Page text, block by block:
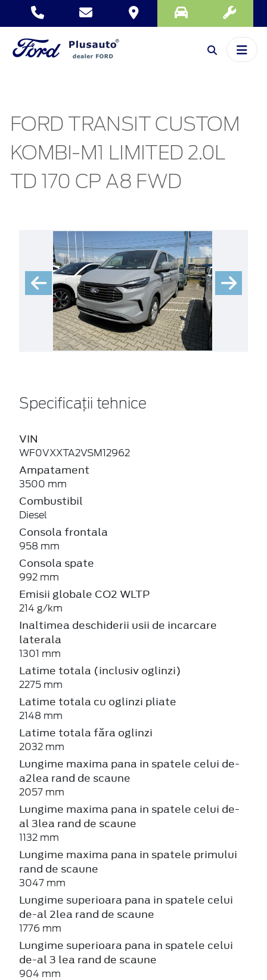
FORD TRANSIT CUSTOM
KOMBI-M1 LIMITED 2.0L
TD 170 CP A8 FWD
Specificații tehnice
VIN
WF0VXXTA2VSM12962
Ampatament
3500 mm
Combustibil
Diesel
Consola frontala
958 mm
Consola spate
992 mm
Emisii globale CO2 WLTP
214 g/km
Inaltimea deschiderii usii de incarcare
laterala
1301 mm
Latime totala (inclusiv oglinzi)
2275 mm
Latime totala cu oglinzi pliate
2148 mm
Latime totala făra oglinzi
2032 mm
Lungime maxima pana in spatele celui de-
a2lea rand de scaune
2057 mm
Lungime maxima pana in spatele celui de-
al 3lea rand de scaune
1132 mm
Lungime maxima pana in spatele primului
rand de scaune
3047 mm
Lungime superioara pana in spatele celui
de-al 2lea rand de scaune
1776 mm
Lungime superioara pana in spatele celui
de-al 3 lea rand de scaune
904 mm